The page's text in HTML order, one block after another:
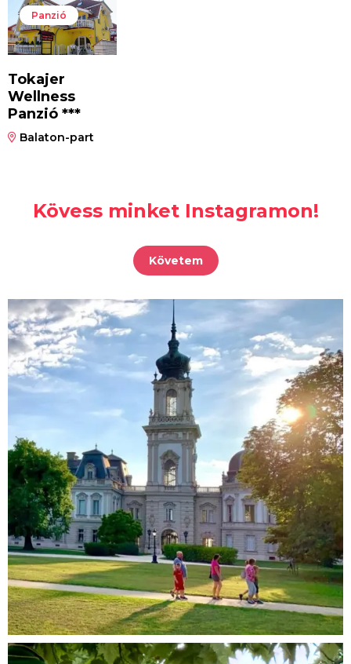
Panzió
Tokajer
Wellness
Panzió ***
Balaton-part
Kövess minket Instagramon!
Követem